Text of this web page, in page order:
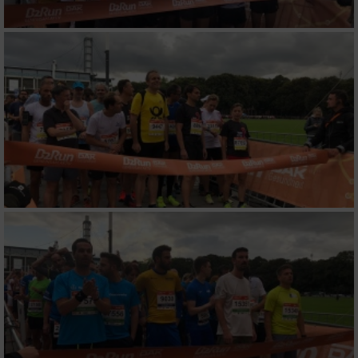
Verwendung reduzierter Daten zur Auswahl
von Werbeanzeigen
Erstellung von Profilen für personalisierte
Werbung
Verwendung von Profilen zur Auswahl
personalisierter Werbung
Erstellung von Profilen zur Personalisierung
Verwendung von Profilen zur Auswahl
personalisierter Inhalte
Messung der Werbeleistung
Messung der Performance von Inhalten